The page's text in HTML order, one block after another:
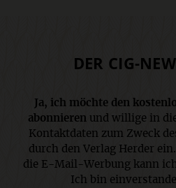
DER CIG-
Ja, ich möchte den
abonnieren und willige in
Kontaktdaten zum Zweck
durch den Verlag Herder
die E-Mail-Werbung kann
Ich bin